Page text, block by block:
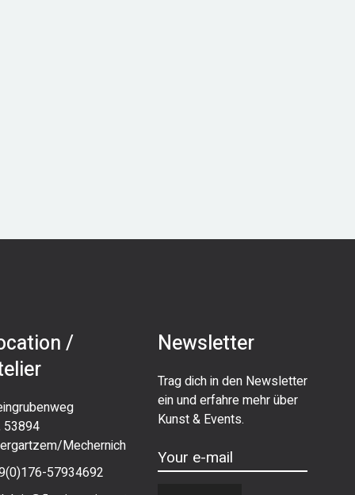
/
53894
Mechernich
57934692
Newsletter
Trag dich in den Newsletter
ein und erfahre mehr über
Kunst & Events.